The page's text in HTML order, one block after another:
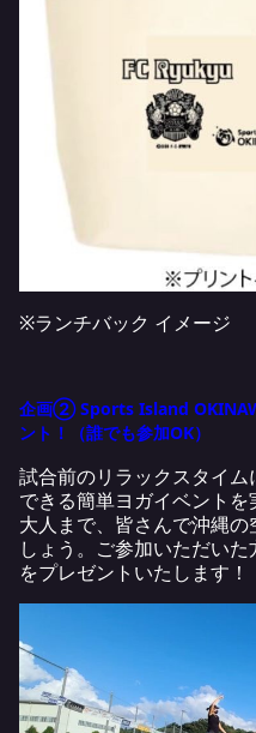
※ランチバック イメージ
企画② Sports Island
ント！（誰でも参加OK）
試合前のリラックスタイ
できる簡単ヨガイベント
大人まで、皆さんで沖縄
しょう。ご参加いただい
をプレゼントいたします！